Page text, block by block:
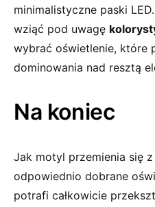
minimalistyczne paski
wziąć pod uwagę
wybrać oświetlenie, które⁢
dominowania nad‍ resztą‌
Na koniec
Jak motyl przemienia się
odpowiednio dobrane
potrafi całkowicie